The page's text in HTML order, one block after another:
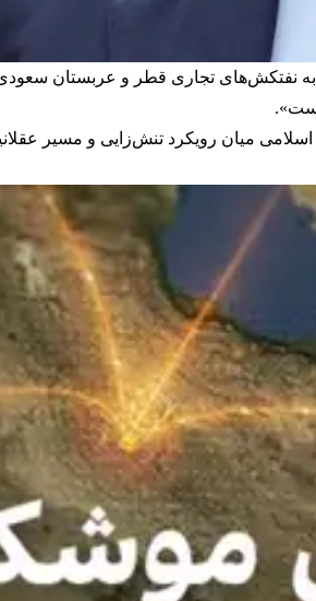
نفتکش‌های تجاری قطر و عربستان
میان رویکرد تنش‌زایی و مسیر